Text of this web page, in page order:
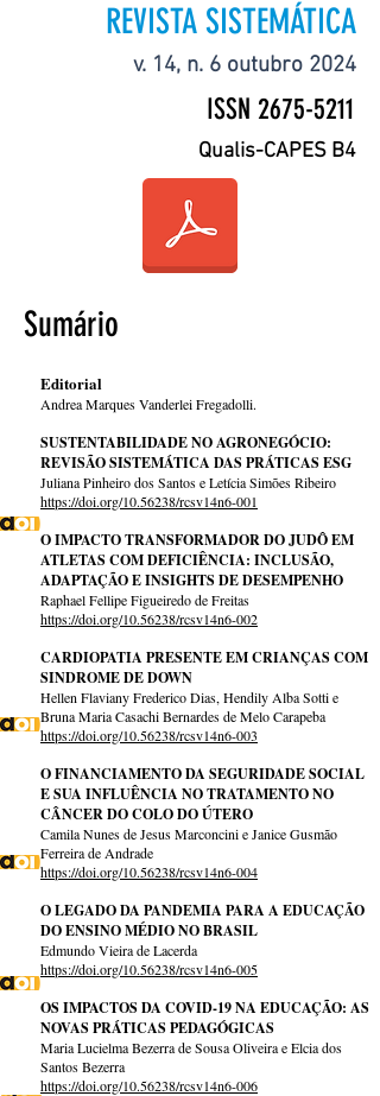
REVISTA SISTEMÁTICA
v. 14, n. 6 outubro 2024
ISSN 2675-5211
Qualis-CAPES B4
Sumário
Editorial
Andrea Marques Vanderlei Fregadolli.
SUSTENTABILIDADE NO AGRONEGÓCIO:
REVISÃO SISTEMÁTICA DAS PRÁTICAS ESG
Juliana Pinheiro dos Santos e Letícia Simões Ribeiro
https://doi.org/10.56238/rcsv14n6-001
O IMPACTO TRANSFORMADOR DO JUDÔ EM
ATLETAS COM DEFICIÊNCIA: INCLUSÃO,
ADAPTAÇÃO E INSIGHTS DE DESEMPENHO
Raphael Fellipe Figueiredo de Freitas
https://doi.org/10.56238/rcsv14n6-002
CARDIOPATIA PRESENTE EM CRIANÇAS COM
SINDROME DE DOWN
Hellen Flaviany Frederico Dias, Hendily Alba Sotti e
Bruna Maria Casachi Bernardes de Melo Carapeba
https://doi.org/10.56238/rcsv14n6-003
O FINANCIAMENTO DA SEGURIDADE SOCIAL
E SUA INFLUÊNCIA NO TRATAMENTO NO
CÂNCER DO COLO DO ÚTERO
Camila Nunes de Jesus Marconcini e Janice Gusmão
Ferreira de Andrade
https://doi.org/10.56238/rcsv14n6-004
O LEGADO DA PANDEMIA PARA A EDUCAÇÃO
DO ENSINO MÉDIO NO BRASIL
Edmundo Vieira de Lacerda
https://doi.org/10.56238/rcsv14n6-005
OS IMPACTOS DA COVID-19 NA EDUCAÇÃO: AS
NOVAS PRÁTICAS PEDAGÓGICAS
Maria Lucielma Bezerra de Sousa Oliveira e Elcia dos
Santos Bezerra
https://doi.org/10.56238/rcsv14n6-006